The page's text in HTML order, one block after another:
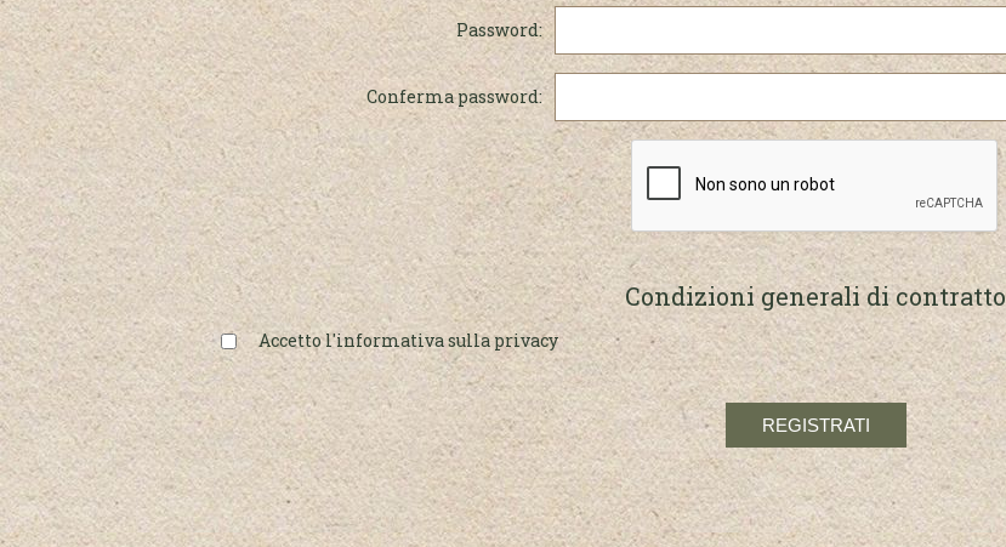
Password:
Conferma password:
Condizioni generali di contratto
Accetto l'informativa sulla privacy